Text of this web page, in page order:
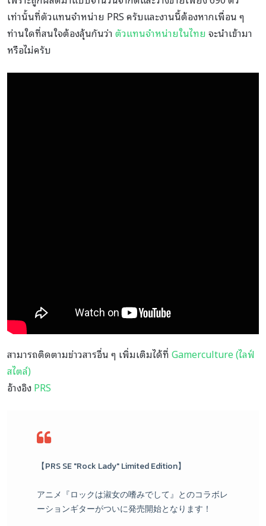
เท่านั้นที่ตัวแทนจำหน่าย PRS ครับและงานนี้ต้องหากเพื่อน ๆ
ท่านใดที่สนใจต้องลุ้นกันว่าตัวแทนจำหน่ายในไทยจะนำเข้ามา
หรือไม่ครับ
สามารถติดตามข่าวสารอื่น ๆ เพิ่มเติมได้ที่Gamerculture (ไลฟ์
สไตล์)
อ้างอิงPRS
【PRS SE "Rock Lady" Limited Edition】
アニメ『ロックは淑女の嗜みでして』とのコラボレ
ーションギターがついに発売開始となります！